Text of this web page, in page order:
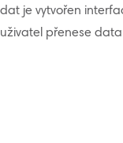
dat je vytvořen
uživatel přenese